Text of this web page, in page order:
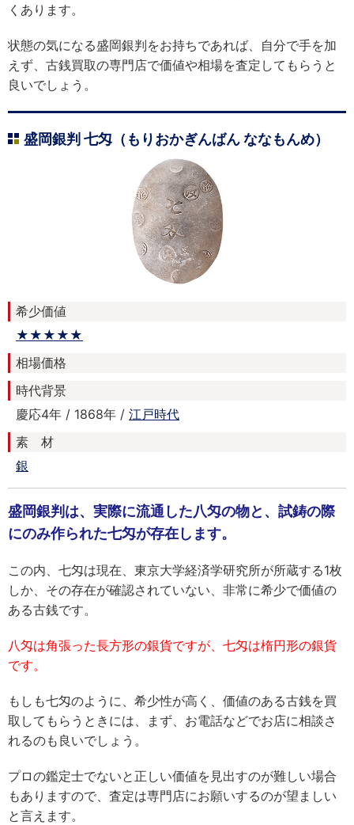
くあります。
状態の気になる盛岡銀判をお持ちであれば、自分で手を加
えず、古銭買取の専門店で価値や相場を査定してもらうと
良いでしょう。
盛岡銀判 七匁（もりおかぎんばん ななもんめ）
希少価値
★★★★★
相場価格
時代背景
慶応4年 / 1868年 / 江戸時代
素 材
銀
盛岡銀判は、実際に流通した八匁の物と、試鋳の際
にのみ作られた七匁が存在します。
この内、七匁は現在、東京大学経済学研究所が所蔵する1枚
しか、その存在が確認されていない、非常に希少で価値の
ある古銭です。
八匁は角張った長方形の銀貨ですが、七匁は楕円形の銀貨
です。
もしも七匁のように、希少性が高く、価値のある古銭を買
取してもらうときには、まず、お電話などでお店に相談さ
れるのも良いでしょう。
プロの鑑定士でないと正しい価値を見出すのが難しい場合
もありますので、査定は専門店にお願いするのが望ましい
と言えます。